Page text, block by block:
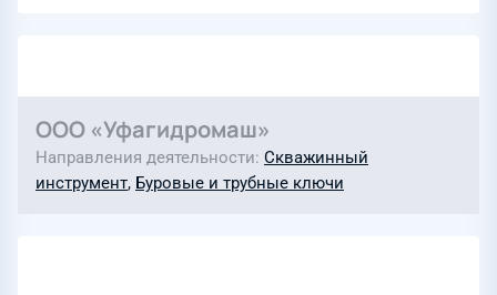
ООО «Уфагидромаш»
Направления деятельности Скважинный
инструмент, Буровые и трубные ключи